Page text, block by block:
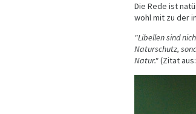
Die Rede ist
wohl mit zu der
"Libellen sind
Naturschutz,
Natur."(Zitat